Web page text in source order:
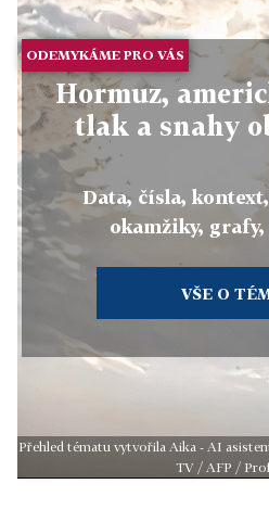
ODEMYKÁME PRO VÁS
Hormuz,
tlak a snahy
Data, čísla,
okamžiky,
VŠE O
Přehled tématu vytvořila Aika - AI
TV / AFP /